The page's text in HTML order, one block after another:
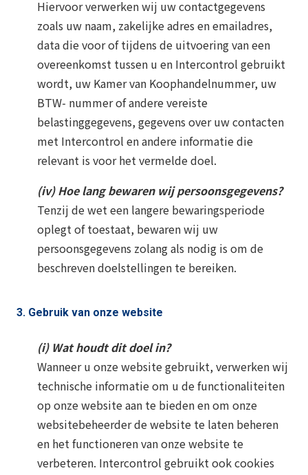
Hiervoor verwerken wij uw contactgegevens
zoals uw naam, zakelijke adres en emailadres,
data die voor of tijdens de uitvoering van een
overeenkomst tussen u en Intercontrol gebruikt
wordt, uw Kamer van Koophandelnummer, uw
BTW- nummer of andere vereiste
belastinggegevens, gegevens over uw contacten
met Intercontrol en andere informatie die
relevant is voor het vermelde doel.
(iv) Hoe lang bewaren wij persoonsgegevens?
Tenzij de wet een langere bewaringsperiode
oplegt of toestaat, bewaren wij uw
persoonsgegevens zolang als nodig is om de
beschreven doelstellingen te bereiken.
3. Gebruik van onze website
(i) Wat houdt dit doel in?
Wanneer u onze website gebruikt, verwerken wij
technische informatie om u de functionaliteiten
op onze website aan te bieden en om onze
websitebeheerder de website te laten beheren
en het functioneren van onze website te
verbeteren. Intercontrol gebruikt ook cookies